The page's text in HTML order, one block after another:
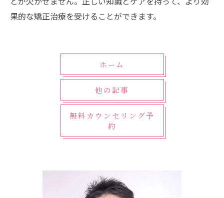
果的な矯正治療を受けることができます。
ホーム
他の記事
無料カウンセリング予
約